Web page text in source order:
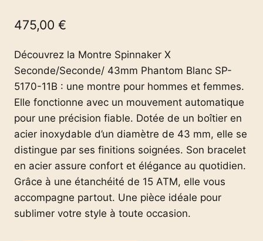
475,00 €
Découvrez la Montre Spinnaker X
Seconde/Seconde/ 43mm Phantom Blanc SP-
5170-11B : une montre pour hommes et femmes.
Elle fonctionne avec un mouvement automatique
pour une précision fiable. Dotée de un boîtier en
acier inoxydable d’un diamètre de 43 mm, elle se
distingue par ses finitions soignées. Son bracelet
en acier assure confort et élégance au quotidien.
Grâce à une étanchéité de 15 ATM, elle vous
accompagne partout. Une pièce idéale pour
sublimer votre style à toute occasion.